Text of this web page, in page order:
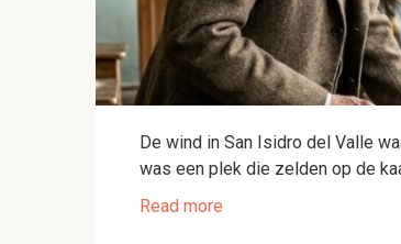
De wind in San Isidro del Valle
was een plek die zelden op de
Read more